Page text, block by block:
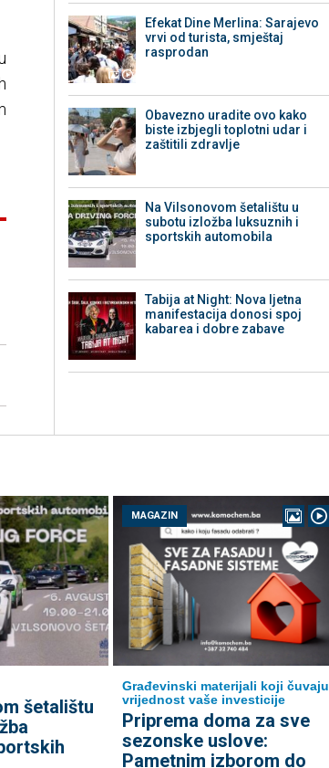
Efekat Dine Merlina: Sarajevo
vrvi od turista, smještaj
rasprodan
Obavezno uradite ovo kako
biste izbjegli toplotni udar i
zaštitili zdravlje
Na Vilsonovom šetalištu u
subotu izložba luksuznih i
sportskih automobila
Tabija at Night: Nova ljetna
manifestacija donosi spoj
kabarea i dobre zabave
šetalištu
MAGAZIN
Građevinski materijali koji čuvaju
vrijednost vaše investicije
Priprema doma za sve
sezonske uslove:
Pametnim izborom do